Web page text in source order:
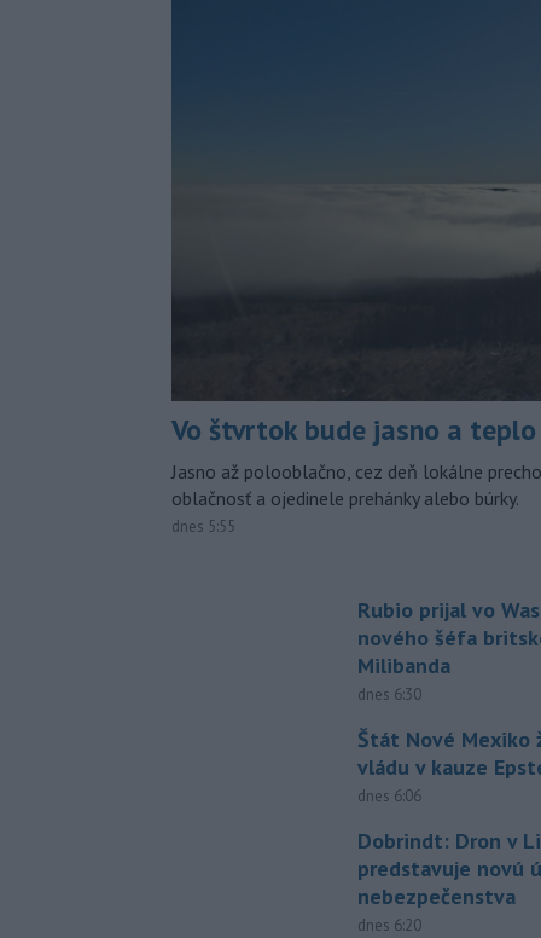
Vo štvrtok bude jasno a teplo
Jasno až polooblačno, cez deň lokálne
oblačnosť a ojedinele prehánky alebo búrky.
dnes 5:55
Rubio prijal vo
nového šéfa
Milibanda
dnes 6:30
Štát Nové Mexiko
vládu v kauze
dnes 6:06
Dobrindt: Dron v
predstavuje novú
nebezpečenstva
dnes 6:20